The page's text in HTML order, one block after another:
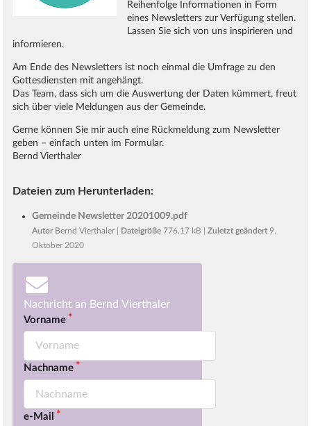
Reihenfolge Informationen in Form
eines Newsletters zur Verfügung stellen.
Lassen Sie sich von uns inspirieren und
informieren.
Am Ende des Newsletters ist noch einmal die Umfrage zu den
Gottesdiensten mit angehängt.
Das Team, dass sich um die Auswertung der Daten kümmert, freut
sich über viele Meldungen aus der Gemeinde.
Gerne können Sie mir auch eine Rückmeldung zum Newsletter
geben – einfach unten im Formular.
Bernd Vierthaler
Dateien zum Herunterladen:
Gemeinde Newsletter 20201009.pdf
Autor Bernd Vierthaler Dateigröße 776,17 kB |Zuletzt geändert 9.
Oktober 2020
Nachricht an Bernd Vierthaler
Vorname
Nachname
e-Mail